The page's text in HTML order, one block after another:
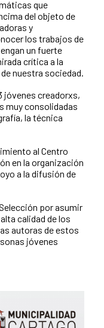
que
del objeto de
y
los trabajos de
un fuerte
crítica a la
nuestra sociedad.
jóvenes creadorxs,
muy consolidadas
la técnica
al Centro
en la organización
a la difusión de
por asumir
calidad de los
autoras de estos
jóvenes